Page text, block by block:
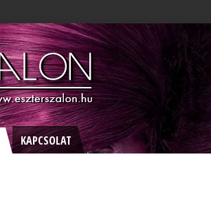
KAPCSOLAT